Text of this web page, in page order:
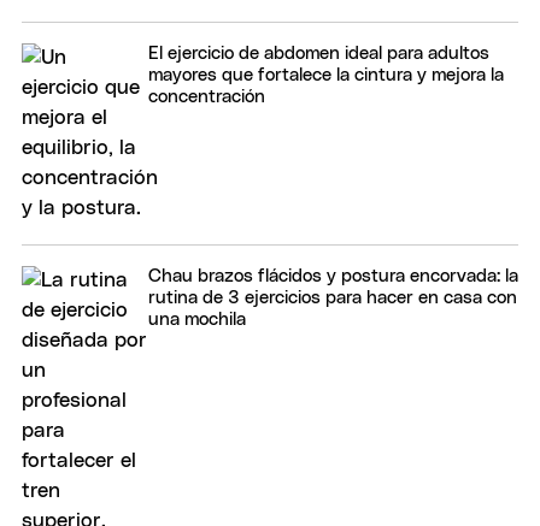
El ejercicio de abdomen ideal para adultos
mayores que fortalece la cintura y mejora la
concentración
Chau brazos flácidos y postura encorvada: la
rutina de 3 ejercicios para hacer en casa con
una mochila